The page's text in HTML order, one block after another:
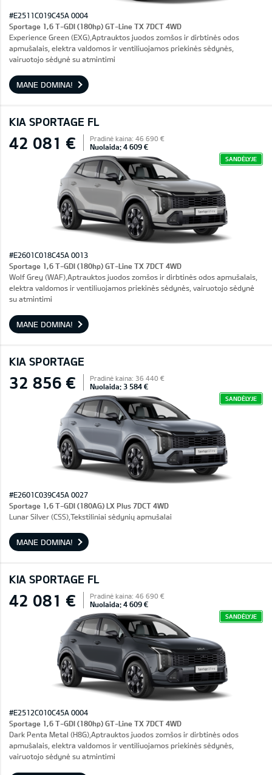
#E2511C019C45A 0004
Sportage 1,6 T-GDI (180hp) GT-Line TX 7DCT 4WD
Experience Green (EXG),Aptrauktos juodos zomšos ir dirbtinės odos
apmušalais, elektra valdomos ir ventiliuojamos priekinės sėdynės,
vairuotojo sėdynė su atmintimi
MANE DOMINA!
KIA SPORTAGE FL
42 081 € Pradinė kaina: 46 690 €
Nuolaida: 4 609 €
SANDĖLYJE
#E2601C018C45A 0013
Sportage 1,6 T-GDI (180hp) GT-Line TX 7DCT 4WD
Wolf Grey (WAF),Aptrauktos juodos zomšos ir dirbtinės odos apmušalais,
elektra valdomos ir ventiliuojamos priekinės sėdynės, vairuotojo sėdynė
su atmintimi
MANE DOMINA!
KIA SPORTAGE
32 856 € Pradinė kaina: 36 440 €
Nuolaida: 3 584 €
SANDĖLYJE
#E2601C039C45A 0027
Sportage 1,6 T-GDI (180AG) LX Plus 7DCT 4WD
Lunar Silver (CSS),Tekstiliniai sėdynių apmušalai
MANE DOMINA!
KIA SPORTAGE FL
42 081 € Pradinė kaina: 46 690 €
Nuolaida: 4 609 €
SANDĖLYJE
#E2512C010C45A 0004
Sportage 1,6 T-GDI (180hp) GT-Line TX 7DCT 4WD
Dark Penta Metal (H8G),Aptrauktos juodos zomšos ir dirbtinės odos
apmušalais, elektra valdomos ir ventiliuojamos priekinės sėdynės,
vairuotojo sėdynė su atmintimi